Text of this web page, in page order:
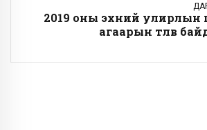
2019 оны эхний улирлын
агаарын төлөв